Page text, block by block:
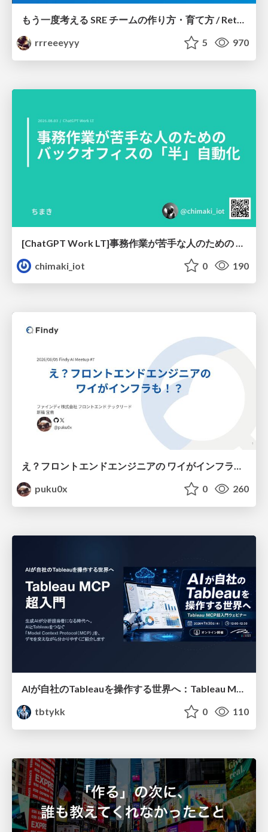
もう一度考える SRE チームの作り方・育て方 / Rethinking SRE #1: Building and Growing SRE Teams
rrreeeyyy
5 970
chimaki_iot
0 190
え？フロントエンドエンジニアの ワイがインフラも！？
puku0x
0 260
AIが自社のTableauを操作する世界へ：Tableau MCP超入門
tbtykk
0 110